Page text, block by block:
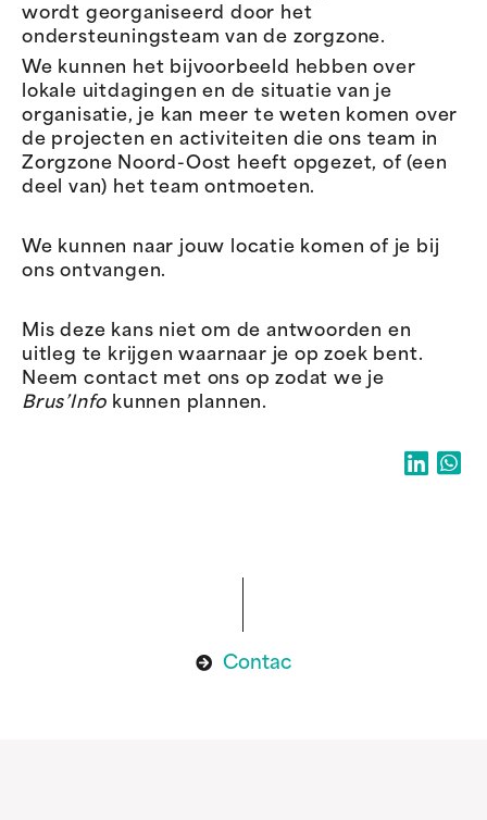
wordt georganiseerd door het
ondersteuningsteam van de zorgzone.
We kunnen het bijvoorbeeld hebben over
lokale uitdagingen en de situatie van je
organisatie, je kan meer te weten komen over
de projecten en activiteiten die ons team in
Zorgzone Noord-Oost heeft opgezet, of (een
deel van) het team ontmoeten.
We kunnen naar jouw locatie komen of je bij
ons ontvangen.
Mis deze kans niet om de antwoorden en
uitleg te krijgen waarnaar je op zoek bent.
Neem contact met ons op zodat we je
Brus’Info kunnen plannen.
Contac